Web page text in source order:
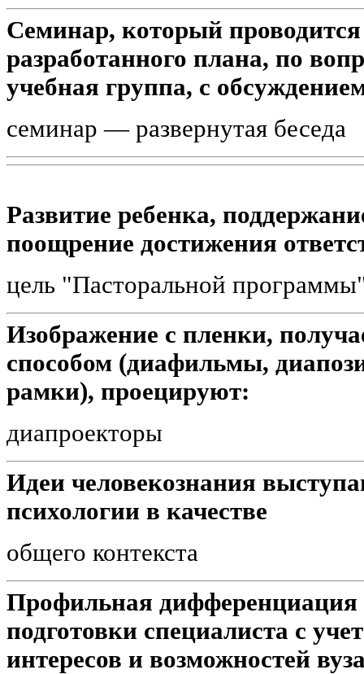
Семинар, который проводится
разработанного плана, по
учебная группа, с
семинар — развернутая беседа
Развитие ребенка,
поощрение достижения
цель "Пасторальной
Изображение с пленки,
способом (диафильмы,
рамки), проецируют:
диапроекторы
Идеи человекознания
психологии в качестве
общего контекста
Профильная дифференциация
подготовки специалиста с
интересов и возможностей